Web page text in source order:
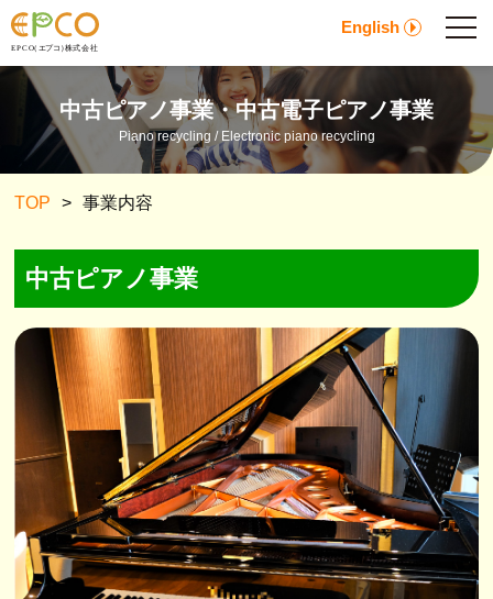
English
中古ピアノ事業・中古電子ピアノ事業
Piano recycling / Electronic piano recycling
TOP > 事業内容
中古ピアノ事業